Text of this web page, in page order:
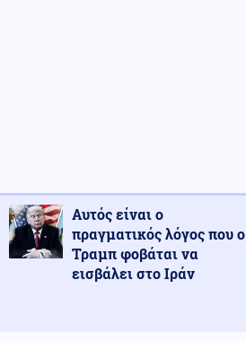
Αυτός είναι ο
πραγματικός λόγος που ο
Τραμπ φοβάται να
εισβάλει στο Ιράν